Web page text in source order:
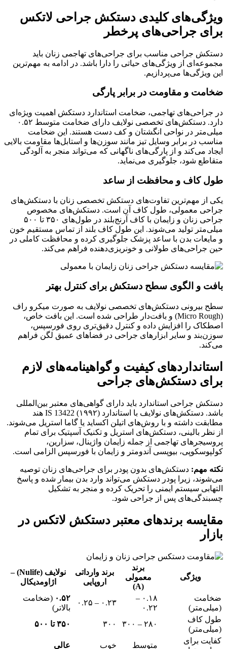
ویژگی‌های کلیدی دستکش جراحی لاتکس
برای جراحی‌های پرخطر
دستکش جراحی مناسب برای جراحی‌های تهاجمی زنان باید
مجموعه‌ای از ویژگی‌های حیاتی را دارا باشد. در ادامه به مهم‌ترین
این ویژگی‌ها می‌پردازیم.
ضخامت و مقاومت در برابر پارگی
در جراحی‌های تهاجمی، ضخامت استاندارد دستکش اهمیت ویژه‌ای
دارد. دستکش‌های تخصصی نولایف دارای ضخامت متوسط ۰.۵۲
میلی‌متر در نواحی انگشتان و کف دست هستند. این ضخامت
مناسب در برابر وسایل تیز مانند سوزن‌ها و استابل‌ها مقاومت بالایی
ایجاد می‌کند و از پارگی‌های ناگهانی که می‌تواند منجر به آلودگی
متقاطع شود، جلوگیری می‌نماید.
طول کاف و محافظت از ساعد
یکی از مهم‌ترین تفاوت‌های دستکش تخصصی زنان با دستکش‌های
جراحی معمولی، طول کاف آن است. دستکش‌های مخصوص
جراحی زنان و زایمان با کاف آرنج‌بلند در طول‌های ۳۵۰ تا ۵۰۰
میلی‌متر تولید می‌شوند. این طول کاف بلند از تماس مستقیم خون
و مایعات بدن با ساعد پزشک جلوگیری کرده و محافظت کاملی در
حین جراحی‌های طولانی و خونریزی‌دهنده فراهم می‌کند.
بافت و الگوی سطح دستکش برای کنترل بهتر
سطح بیرونی دستکش‌های تخصصی نولایف به صورت میکرو راف
(Micro Rough) و بافت‌دار طراحی شده است
. این بافت خاص،
اصطکاک را افزایش داده و کنترل دقیق‌تری روی فورسپس،
سوزن‌بند و سایر ابزارهای جراحی در فضاهای عمیق لگن فراهم
می‌کند.
استانداردهای کیفیت و گواهینامه‌های لازم
برای دستکش‌های جراحی
دستکش جراحی استاندارد باید دارای گواهی‌های معتبر بین‌المللی
باشد. دستکش‌های نولایف با استاندارد IS 13422 (۱۹۹۲) هند
مطابقت داشته و با روش‌های اتیلن اکساید یا گاما استریل می‌شوند.
از نظر بالینی، دستکش‌های استریل و تکنیک آسپتیک برای تمام
پروسیجرهای تهاجمی از جمله زایمان واژینال، سزارین،
کولپوسکوپی، بیوپسی آندومتر و زایمان با فورسپس الزامی است.
نکته مهم: دستکش‌های بدون پودر برای جراحی‌های زنان توصیه
می‌شوند، زیرا پودر دستکش می‌تواند وارد بدن بیمار شده و پاسخ
التهابی سیستم ایمنی را تحریک کرده و منجر به تشکیل
چسبندگی‌های پس از جراحی شود.
مقایسه برندهای معتبر دستکش لاتکس در
بازار
ویژگی
برند
معمولی
(A)
برند وارداتی
اروپایی
نولایف (Nulife) –
اژاومدیکال
ضخامت
(میلی‌متر)
۰.۱۸ –
۰.۲۲
۰.۲۳ – ۰.۲۵
۰.۵۲ (ضخامت
بالاتر)
طول کاف
(میلی‌متر)
۲۸۰ – ۳۰۰ ۳۰۰
۳۵۰ تا ۵۰۰
کفایت برای
متوسط خوب عالی